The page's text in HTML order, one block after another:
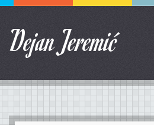
Dejan Jeremić